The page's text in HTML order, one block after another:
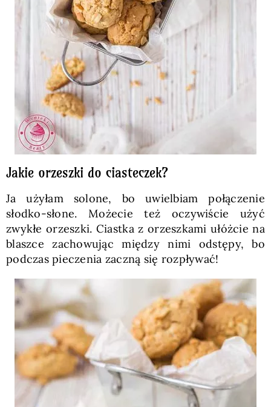
Jakie orzeszki do ciasteczek?
Ja użyłam solone, bo uwielbiam połączenie
słodko-słone. Możecie też oczywiście użyć
zwykłe orzeszki. Ciastka z orzeszkami ułóżcie na
blaszce zachowując między nimi odstępy, bo
podczas pieczenia zaczną się rozpływać!